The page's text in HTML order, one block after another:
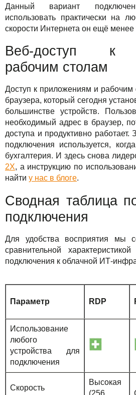
Данный вариант
использовать практически на
скорости Интернета он ещё менее
Веб-доступ к
рабочим столам
Доступ к приложениям и рабочим
браузера, который сегодня
большинстве устройств.
необходимый адрес в браузер,
доступа и продуктивно работает.
подключения используется,
бухгалтерия. И здесь снова
2X, а инструкцию по
найти у нас в блоге.
Сводная таблица
подключения
Для удобства восприятия мы
сравнительной
подключения к облачной ИТ-
Параметр RDP
Использование
любого
устройства для
подключения
Скорость
Высокая